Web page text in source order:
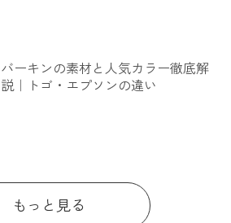
バーキンの素材と人気カラー徹底解
説｜トゴ・エプソンの違い
もっと見る